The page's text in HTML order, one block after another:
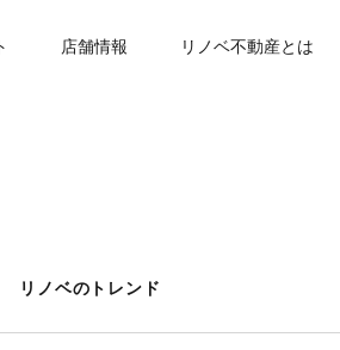
店舗情報 リノベ不動産とは
リノベのトレンド